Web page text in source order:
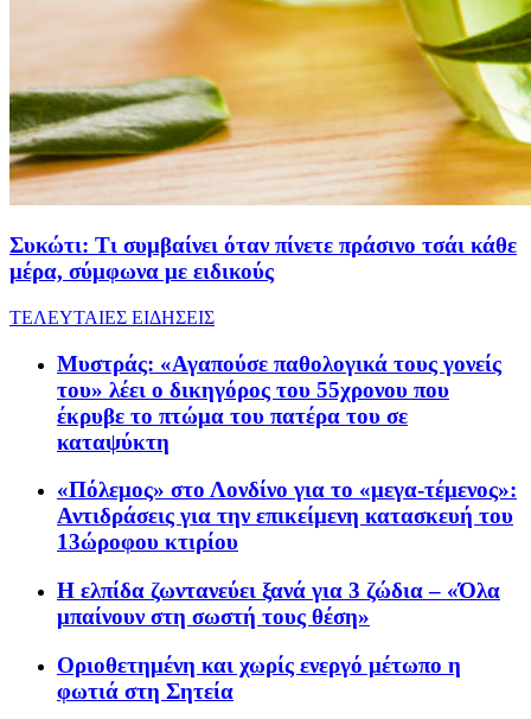
Συκώτι: Τι συμβαίνει όταν πίνετε πράσινο τσάι κάθε
μέρα, σύμφωνα με ειδικούς
ΤΕΛΕΥΤΑΙΕΣ ΕΙΔΗΣΕΙΣ
Μυστράς: «Αγαπούσε παθολογικά τους γονείς
του» λέει ο δικηγόρος του 55χρονου που
έκρυβε το πτώμα του πατέρα του σε
καταψύκτη
«Πόλεμος» στο Λονδίνο για το «μεγα-τέμενος»:
Αντιδράσεις για την επικείμενη κατασκευή του
13ώροφου κτιρίου
Η ελπίδα ζωντανεύει ξανά για 3 ζώδια – «Όλα
μπαίνουν στη σωστή τους θέση»
Οριοθετημένη και χωρίς ενεργό μέτωπο η
φωτιά στη Σητεία